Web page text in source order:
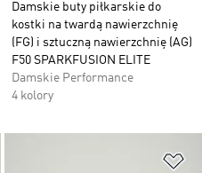
Damskie buty piłkarskie do
kostki na twardą nawierzchnię
(FG) i sztuczną nawierzchnię (AG)
F50 SPARKFUSION ELITE
Damskie Performance
4 kolory